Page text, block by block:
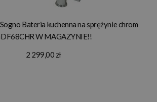
Bateria kuchenna na sprężynie chrom
W MAGAZYNIE!!
2 299,00 zł